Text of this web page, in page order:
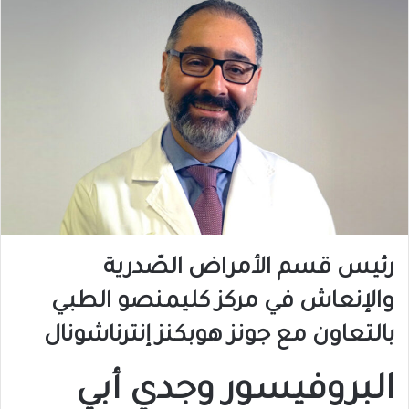
رئيس قسم الأمراض الصّدرية
والإنعاش في مركز كليمنصو الطبي
بالتعاون مع جونز هوبكنز إنترناشونال
البروفيسور وجدي أبي